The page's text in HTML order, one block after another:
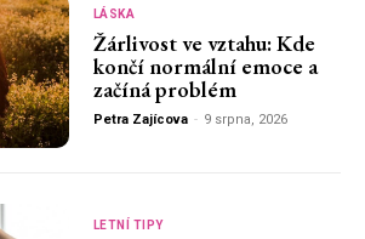
LÁSKA
Žárlivost ve vztahu: Kde
končí normální emoce a
začíná problém
Petra Zajícova - 9 srpna, 2026
LETNÍ TIPY